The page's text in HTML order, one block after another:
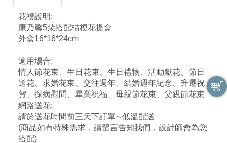
花禮說明:
康乃馨5朵搭配桔梗花提盒
外盒16*16*24cm
適用場合:
情人節花束、生日花束、生日禮物、活動獻花、節日
送花、求婚花束、交往週年、結婚週年紀念、升遷祝
賀、探病慰問、畢業祝福、母親節花束、父親節花束
網路送花:
請於送花時間前三天下訂單∼低溫配送
(商品如有特殊需求，請留言告知我們，設計師會為您
搭配)